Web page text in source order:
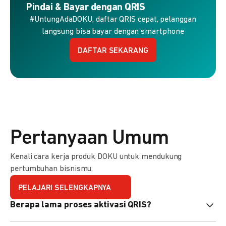
Pindai & Bayar dengan QRIS
#UntungAdaDOKU, daftar QRIS cepat, pelanggan
langsung bisa bayar dengan smartphone
DAFTAR SEKARANG
Pertanyaan Umum
Kenali cara kerja produk DOKU untuk mendukung
pertumbuhan bisnismu.
PELAJARI SELENGKAPNYA
Berapa lama proses aktivasi QRIS?